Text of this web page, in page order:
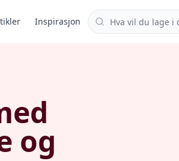
Inspirasjon Søk i oppskrifter
og